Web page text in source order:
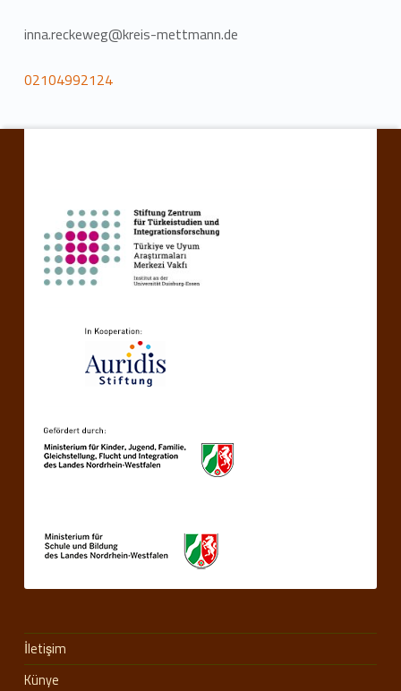
inna.reckeweg@kreis-mettmann.de
02104992124
İletişim
Künye